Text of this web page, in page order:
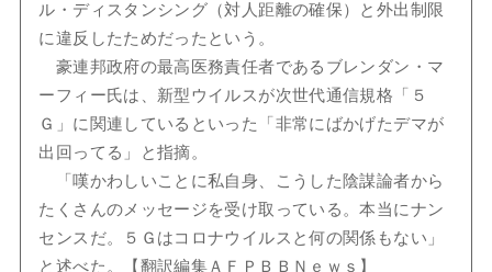
ル・ディスタンシング（対人距離の確保）と外出制限
に違反したためだったという。
豪連邦政府の最高医務責任者であるブレンダン・マ
ーフィー氏は、新型ウイルスが次世代通信規格「５
Ｇ」に関連しているといった「非常にばかげたデマが
出回ってる」と指摘。
「嘆かわしいことに私自身、こうした陰謀論者から
たくさんのメッセージを受け取っている。本当にナン
センスだ。５Ｇはコロナウイルスと何の関係もない」
と述べた。【翻訳編集ＡＦＰＢＢＮｅｗｓ】